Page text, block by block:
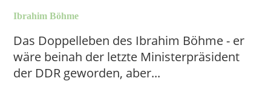
Ibrahim Böhme
Das Doppelleben des Ibrahim Böhme - er
wäre beinah der letzte Ministerpräsident
der DDR geworden, aber...